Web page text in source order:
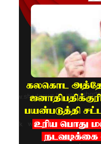
மாற்றமில்
பயிற்சி
ஓட்டுநர் (
வாகனங்க
அதிவேக